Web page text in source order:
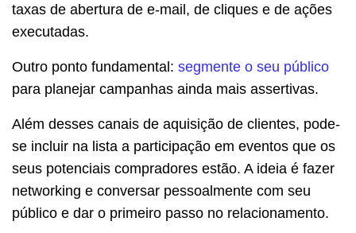
taxas de abertura de e-mail, de cliques e de ações
executadas.
Outro ponto fundamental: segmente o seu público
para planejar campanhas ainda mais assertivas.
Além desses canais de aquisição de clientes, pode-
se incluir na lista a participação em eventos que os
seus potenciais compradores estão. A ideia é fazer
networking e conversar pessoalmente com seu
público e dar o primeiro passo no relacionamento.